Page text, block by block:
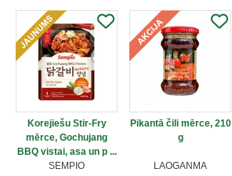
Korejiešu Stir-Fry
mērce, Gochujang
BBQ vistai, asa un p ...
SEMPIO
Pikantā čili mērce, 210
g
LAOGANMA